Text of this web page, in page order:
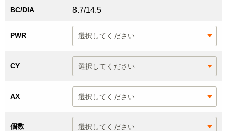
BC/DIA 8.7/14.5
PWR
CY
AX
個数